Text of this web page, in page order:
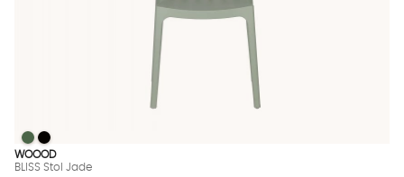
BLISS Stol Jade Finns även i dessa färger:
BLISS Stol Jade
BLISS Stol Jade
WOOOD
BLISS Stol Jade